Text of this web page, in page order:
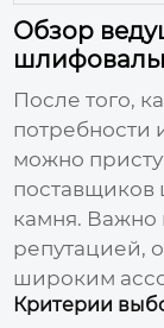
Обзор
После того,
потребности
можно
поставщиков
камня. Важно
репутацией,
широким
Критерии